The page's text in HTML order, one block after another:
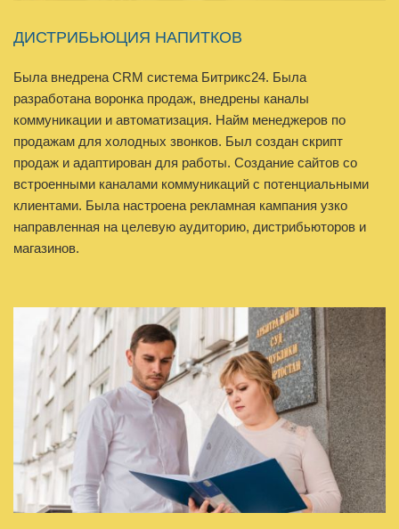
ДИСТРИБЬЮЦИЯ НАПИТКОВ
Была внедрена CRM система Битрикс24. Была
разработана воронка продаж, внедрены каналы
коммуникации и автоматизация. Найм менеджеров по
продажам для холодных звонков. Был создан скрипт
продаж и адаптирован для работы. Создание сайтов со
встроенными каналами коммуникаций с потенциальными
клиентами. Была настроена рекламная кампания узко
направленная на целевую аудиторию, дистрибьюторов и
магазинов.